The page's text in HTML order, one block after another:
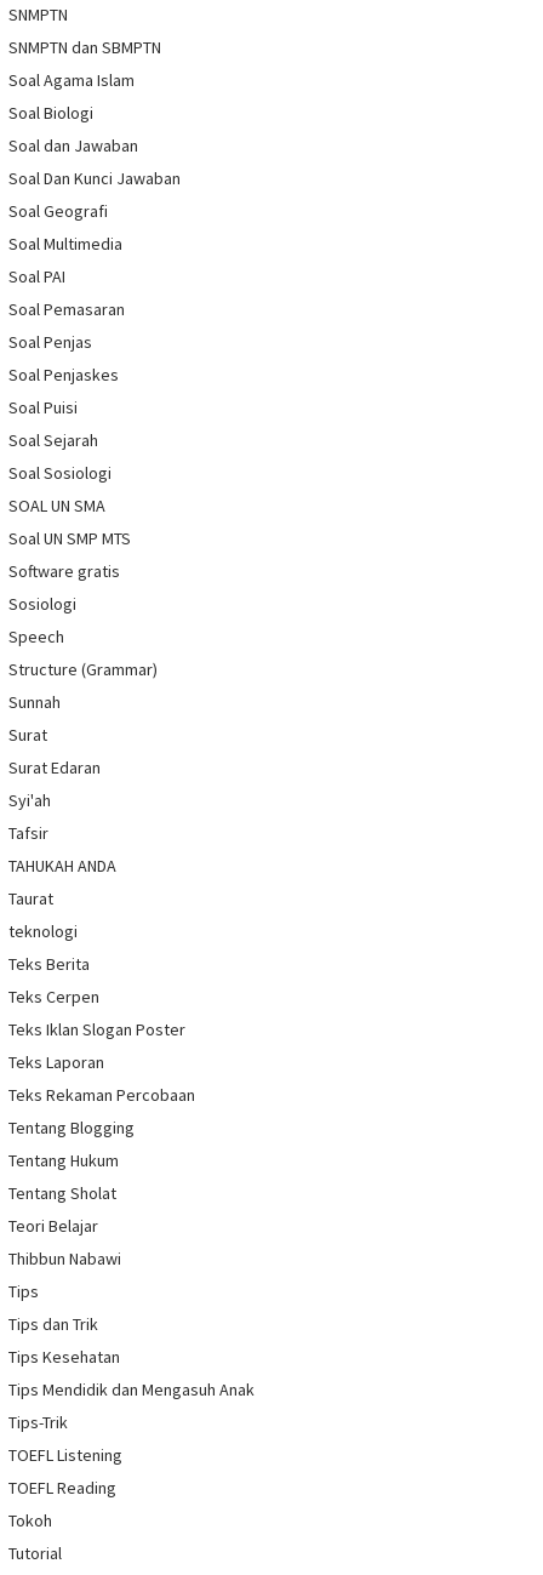
SNMPTN
SNMPTN dan SBMPTN
Soal Agama Islam
Soal Biologi
Soal dan Jawaban
Soal Dan Kunci Jawaban
Soal Geografi
Soal Multimedia
Soal PAI
Soal Pemasaran
Soal Penjas
Soal Penjaskes
Soal Puisi
Soal Sejarah
Soal Sosiologi
SOAL UN SMA
Soal UN SMP MTS
Software gratis
Sosiologi
Speech
Structure (Grammar)
Sunnah
Surat
Surat Edaran
Syi'ah
Tafsir
TAHUKAH ANDA
Taurat
teknologi
Teks Berita
Teks Cerpen
Teks Iklan Slogan Poster
Teks Laporan
Teks Rekaman Percobaan
Tentang Blogging
Tentang Hukum
Tentang Sholat
Teori Belajar
Thibbun Nabawi
Tips
Tips dan Trik
Tips Kesehatan
Tips Mendidik dan Mengasuh Anak
Tips-Trik
TOEFL Listening
TOEFL Reading
Tokoh
Tutorial